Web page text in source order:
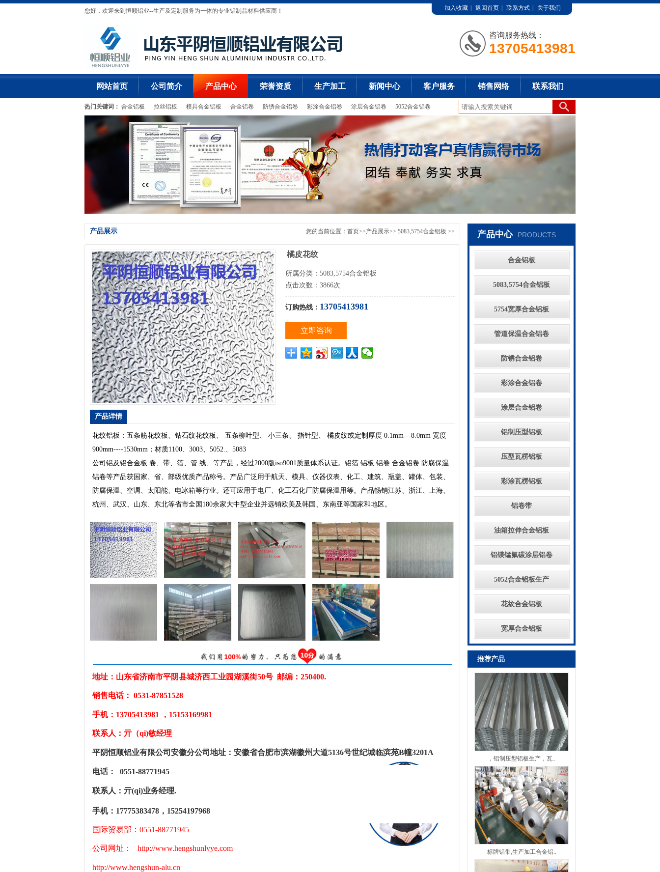
您好，欢迎来到恒顺铝业--生产及定制服务为一体的专业铝制品材料供应商！ 加入收藏 返回首页 联系方式 关于我们
咨询服务热线：
13705413981
网站首页 公司简介 产品中心 荣誉资质 生产加工 新闻中心 客户服务 销售网络 联系我们
热门关键词： 合金铝板 拉丝铝板 模具合金铝板 合金铝卷 防锈合金铝卷 彩涂合金铝卷 涂层合金铝卷 5052合金铝卷
产品展示 您的当前位置： 首页>>产品展示>> 5083,5754合金铝板 >>
橘皮花纹
所属分类：5083,5754合金铝板
点击次数：3866次
订购热线： 13705413981
立即咨询
产品详情
花纹铝板：五条筋花纹板、钻石纹花纹板、 五条柳叶型、 小三条、 指针型、 橘皮纹或定制厚度 0.1mm---8.0mm 宽度
900mm----1530mm；材质1100、3003、5052.、5083
公司铝及铝合金板.卷、带、箔、管.线、等产品，经过2000版iso9001质量体系认证。铝箔.铝板.铝卷.合金铝卷.防腐保温
铝卷等产品获国家、省、部级优质产品称号。产品广泛用于航天、模具、仪器仪表、化工、建筑、瓶盖、罐体、包装、
防腐保温、空调、太阳能、电冰箱等行业。还可应用于电厂、化工石化厂防腐保温用等。产品畅销江苏、浙江、上海、
杭州、武汉、山东、东北等省市全国180余家大中型企业并远销欧美及韩国、东南亚等国家和地区。
地址：山东省济南市平阴县城济西工业园湖溪街50号 邮编：250400.
销售电话： 0531-87851528
手机：13705413981 ， 15153169981
联系人：亓（qi)敏经理
平阴恒顺铝业有限公司 安徽分公司地址：安徽省合肥市滨湖徽州大道5136号世纪城临滨苑B幢3201A
电话： 0551-88771945
联系人：亓(qi)业务经理.
手机： 17775383478，15254197968
国际贸易部：0551-88771945
公司网址： http://www.hengshunlvye.com
http://www.hengshun-alu.cn
产品中心 PRODUCTS
合金铝板
5083,5754合金铝板
5754宽厚合金铝板
管道保温合金铝卷
防锈合金铝卷
彩涂合金铝卷
涂层合金铝卷
铝制压型铝板
压型瓦楞铝板
彩涂瓦楞铝板
铝卷带
油箱拉伸合金铝板
铝镁锰氟碳涂层铝卷
5052合金铝板生产
花纹合金铝板
宽厚合金铝板
推荐产品
，铝制压型铝板生产，瓦..
标牌铝带,生产加工合金铝..